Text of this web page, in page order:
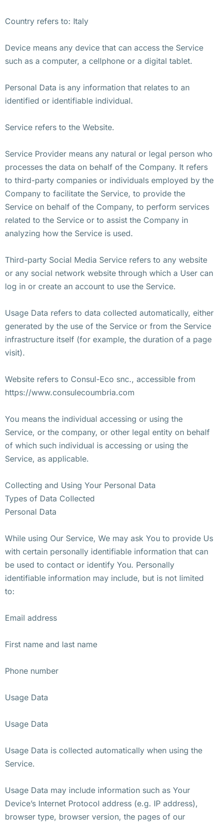
Country refers to: Italy
Device means any device that can access the Service
such as a computer, a cellphone or a digital tablet.
Personal Data is any information that relates to an
identified or identifiable individual.
Service refers to the Website.
Service Provider means any natural or legal person who
processes the data on behalf of the Company. It refers
to third-party companies or individuals employed by the
Company to facilitate the Service, to provide the
Service on behalf of the Company, to perform services
related to the Service or to assist the Company in
analyzing how the Service is used.
Third-party Social Media Service refers to any website
or any social network website through which a User can
log in or create an account to use the Service.
Usage Data refers to data collected automatically, either
generated by the use of the Service or from the Service
infrastructure itself (for example, the duration of a page
visit).
Website refers to Consul-Eco snc., accessible from
https://www.consulecoumbria.com
You means the individual accessing or using the
Service, or the company, or other legal entity on behalf
of which such individual is accessing or using the
Service, as applicable.
Collecting and Using Your Personal Data
Types of Data Collected
Personal Data
While using Our Service, We may ask You to provide Us
with certain personally identifiable information that can
be used to contact or identify You. Personally
identifiable information may include, but is not limited
to:
Email address
First name and last name
Phone number
Usage Data
Usage Data
Usage Data is collected automatically when using the
Service.
Usage Data may include information such as Your
Device’s Internet Protocol address (e.g. IP address),
browser type, browser version, the pages of our